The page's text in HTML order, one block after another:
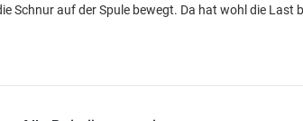
Schnur auf der Spule bewegt. Da hat wohl die Last